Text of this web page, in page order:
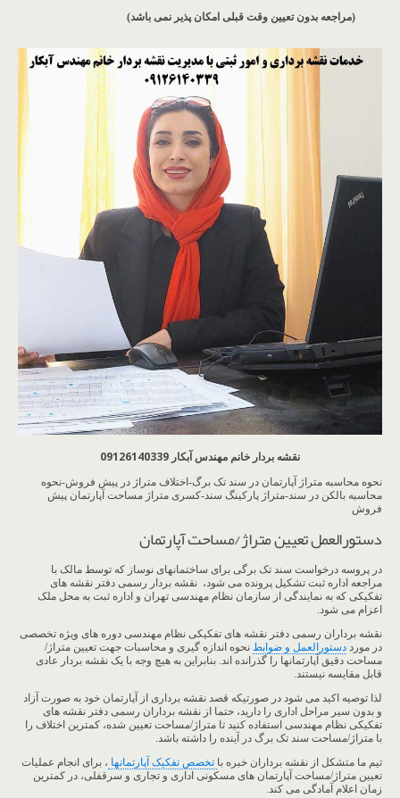
(مراجعه بدون تعیین وقت قبلی امکان پذیر نمی باشد)
نقشه بردار خانم مهندس آبکار 09126140339
نحوه محاسبه متراژ آپارتمان در سند تک برگ-اختلاف متراژ در پیش فروش-نحوه
محاسبه بالکن در سند-متراژ پارکینگ سند-کسری متراژ مساحت آپارتمان پیش
فروش
دستورالعمل تعیین متراژ/مساحت آپارتمان
در پروسه درخواست سند تک برگی برای ساختمانهای نوساز که توسط مالک با
مراجعه اداره ثبت تشکیل پرونده می شود، نقشه بردار رسمی دفتر نقشه های
تفکیکی که به نمایندگی از سازمان نظام مهندسی تهران و اداره ثبت به محل ملک
اعزام می شود.
نقشه برداران رسمی دفتر نقشه های تفکیکی نظام مهندسی دوره های ویژه تخصصی
در مورد دستورالعمل و ضوابط نحوه اندازه گیری و محاسبات جهت تعیین متراژ/
مساحت دقیق آپارتمانها را گذرانده اند. بنابراین به هیچ وجه با یک نقشه بردار عادی
قابل مقایسه نیستند.
لذا توصیه اکید می شود در صورتیکه قصد نقشه برداری از آپارتمان خود به صورت آزاد
و بدون سیر مراحل اداری را دارید، حتما از نقشه برداران رسمی دفتر نقشه های
تفکیکی نظام مهندسی استفاده کنید تا متراژ/مساحت تعیین شده، کمترین اختلاف را
با متراژ/مساحت سند تک برگ در آینده را داشته باشد.
تیم ما متشکل از نقشه برداران خبره با تخصص تفکیک آپارتمانها ، برای انجام عملیات
تعیین متراژ/مساحت آپارتمان های مسکونی اداری و تجاری و سرقفلی، در کمترین
زمان اعلام آمادگی می کند.